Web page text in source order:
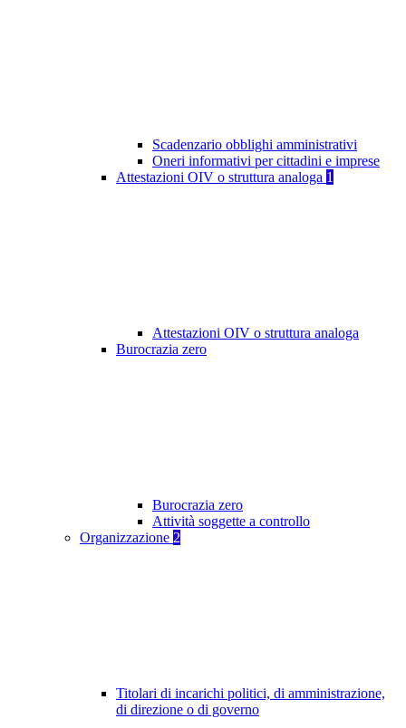
Scadenzario obblighi amministrativi
Oneri informativi per cittadini e imprese
Attestazioni OIV o struttura analoga 1
Attestazioni OIV o struttura analoga
Burocrazia zero
Burocrazia zero
Attività soggette a controllo
Organizzazione 2
Titolari di incarichi politici, di amministrazione,
di direzione o di governo